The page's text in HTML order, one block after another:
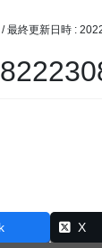
/ 最終更新日時 :
X